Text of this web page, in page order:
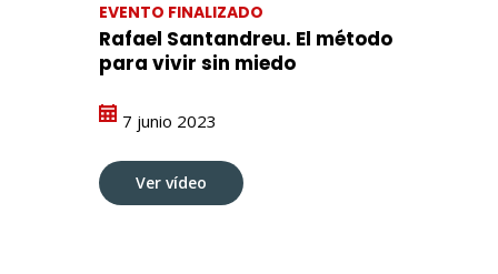
EVENTO FINALIZADO
Rafael Santandreu. El método
para vivir sin miedo
7 junio 2023
Ver vídeo